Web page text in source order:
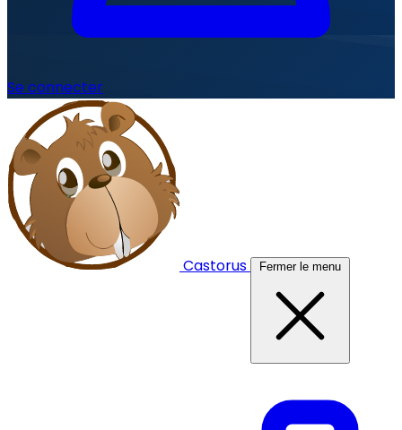
Se connecter
Castorus Fermer le menu